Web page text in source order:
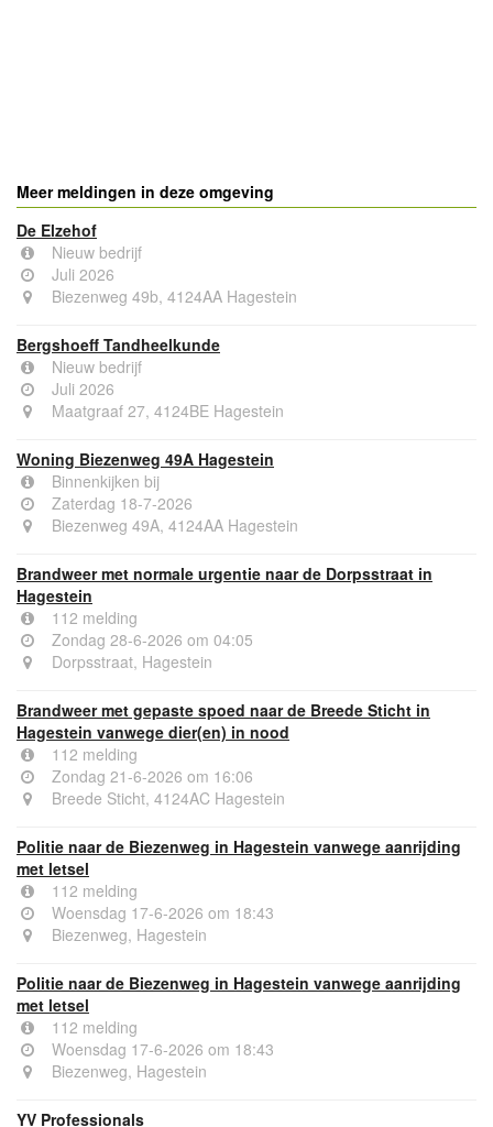
Meer meldingen in deze omgeving
De Elzehof
Nieuw bedrijf
Juli 2026
Biezenweg 49b, 4124AA Hagestein
Bergshoeff Tandheelkunde
Nieuw bedrijf
Juli 2026
Maatgraaf 27, 4124BE Hagestein
Woning Biezenweg 49A Hagestein
Binnenkijken bij
Zaterdag 18-7-2026
Biezenweg 49A, 4124AA Hagestein
Brandweer met normale urgentie naar de Dorpsstraat in
Hagestein
112 melding
Zondag 28-6-2026 om 04:05
Dorpsstraat, Hagestein
Brandweer met gepaste spoed naar de Breede Sticht in
Hagestein vanwege dier(en) in nood
112 melding
Zondag 21-6-2026 om 16:06
Breede Sticht, 4124AC Hagestein
Politie naar de Biezenweg in Hagestein vanwege aanrijding
met letsel
112 melding
Woensdag 17-6-2026 om 18:43
Biezenweg, Hagestein
Politie naar de Biezenweg in Hagestein vanwege aanrijding
met letsel
112 melding
Woensdag 17-6-2026 om 18:43
Biezenweg, Hagestein
YV Professionals